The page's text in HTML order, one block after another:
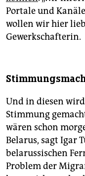
Portale und
wollen wir hier
Gewerkschafterin.
Und in diesen
Stimmung
wären schon
Belarus, sagt Igar
belarussischen
Problem der